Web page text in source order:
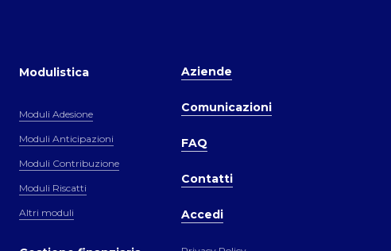
Modulistica
Moduli Adesione
Moduli Anticipazioni
Moduli Contribuzione
Moduli Riscatti
Altri moduli
Aziende
Comunicazioni
FAQ
Contatti
Accedi